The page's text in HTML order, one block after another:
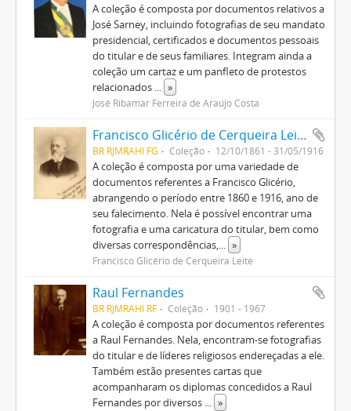
A coleção é composta por documentos relativos a
José Sarney, incluindo fotografias de seu mandato
presidencial, certificados e documentos pessoais
do titular e de seus familiares. Integram ainda a
coleção um cartaz e um panfleto de protestos
relacionados ... »
José Ribamar Ferreira de Araújo Costa
Francisco Glicério de Cerqueira Leite
BR RJMRAHI FG Coleção 12/10/1861 - 31/05/1916
A coleção é composta por uma variedade de
documentos referentes a Francisco Glicério,
abrangendo o período entre 1860 e 1916, ano de
seu falecimento. Nela é possível encontrar uma
fotografia e uma caricatura do titular, bem como
diversas correspondências,... »
Francisco Glicério de Cerqueira Leite
Raul Fernandes
BR RJMRAHI RF Coleção 1901 - 1967
A coleção é composta por documentos referentes
a Raul Fernandes. Nela, encontram-se fotografias
do titular e de líderes religiosos endereçadas a ele.
Também estão presentes cartas que
acompanharam os diplomas concedidos a Raul
Fernandes por diversos ... »